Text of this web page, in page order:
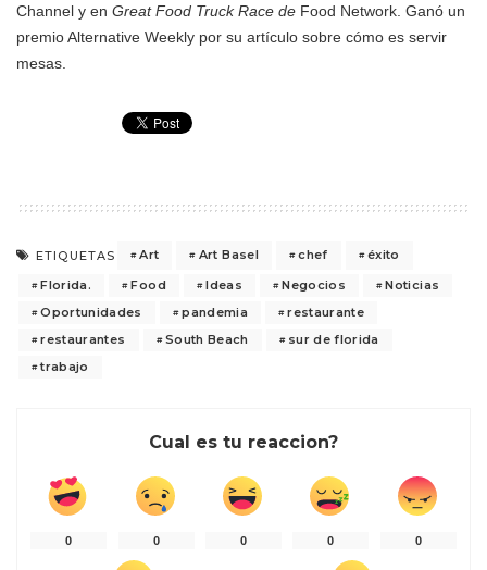
Channel y en Great Food Truck Race de Food Network. Ganó un
premio Alternative Weekly por su artículo sobre cómo es servir
mesas.
ETIQUETAS Art Art Basel chef
éxito
Florida.
Food Ideas Negocios
Noticias
Oportunidades
pandemia
restaurante
restaurantes
South Beach
sur de florida
trabajo
Cual es tu reaccion?
0 0 0 0 0